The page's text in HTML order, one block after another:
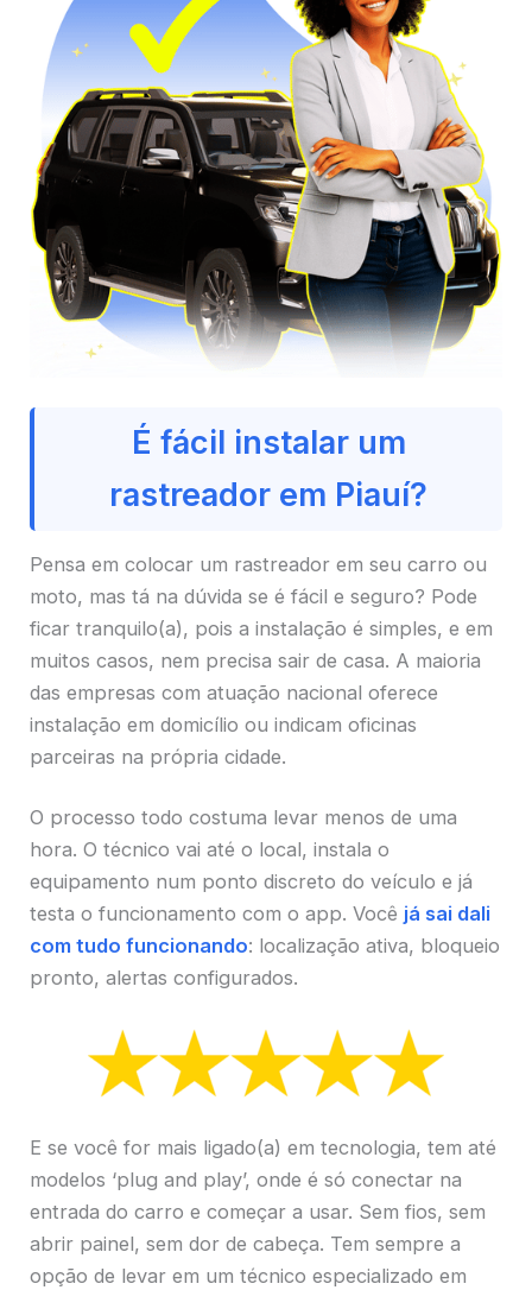
É fácil instalar um
rastreador em Piauí?
Pensa em colocar um rastreador em seu carro ou
moto, mas tá na dúvida se é fácil e seguro? Pode
ficar tranquilo(a), pois a instalação é simples, e em
muitos casos, nem precisa sair de casa. A maioria
das empresas com atuação nacional oferece
instalação em domicílio ou indicam oficinas
parceiras na própria cidade.
O processo todo costuma levar menos de uma
hora. O técnico vai até o local, instala o
equipamento num ponto discreto do veículo e já
testa o funcionamento com o app. Você já sai dali
com tudo funcionando: localização ativa, bloqueio
pronto, alertas configurados.
E se você for mais ligado(a) em tecnologia, tem até
modelos ‘plug and play’, onde é só conectar na
entrada do carro e começar a usar. Sem fios, sem
abrir painel, sem dor de cabeça. Tem sempre a
opção de levar em um técnico especializado em